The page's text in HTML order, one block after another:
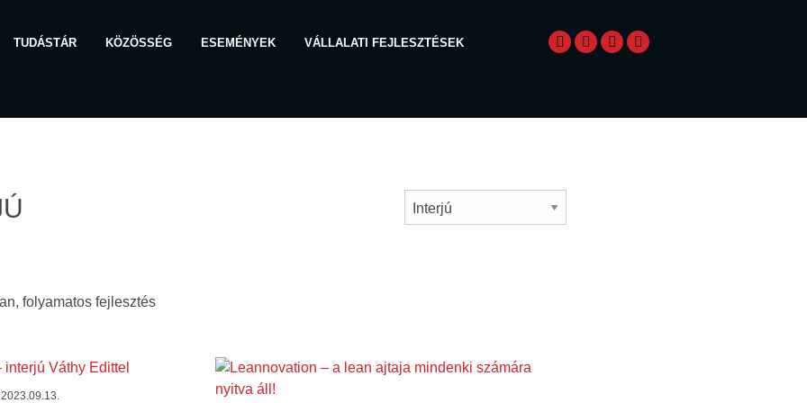
TUDÁSTÁR KÖZÖSSÉG ESEMÉNYEK VÁLLALATI FEJLESZTÉSEK
folyamatos fejlesztés
2023.09.13.